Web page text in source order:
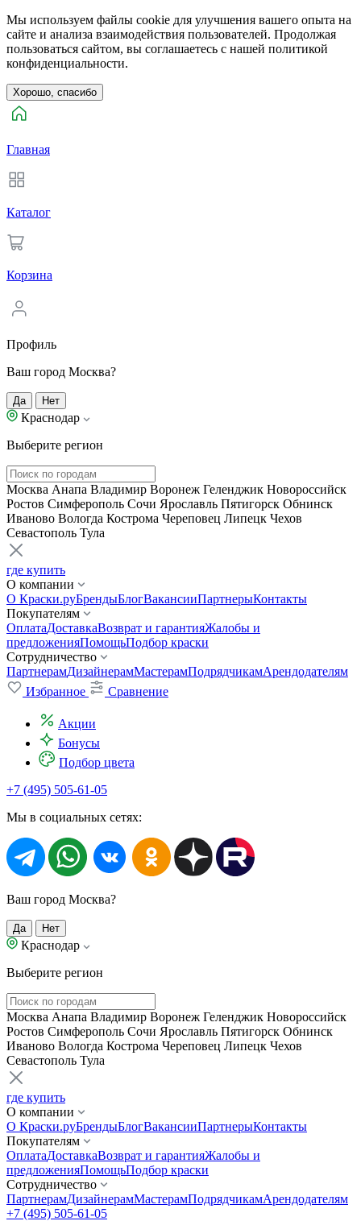
Мы используем файлы cookie для улучшения вашего опыта на
сайте и анализа взаимодействия пользователей. Продолжая
пользоваться сайтом, вы соглашаетесь с нашей политикой
конфиденциальности.
Хорошо, спасибо
Главная
Каталог
Корзина
Профиль
Ваш город Москва?
Да Нет
Краснодар
Выберите регион
Москва Анапа Владимир Воронеж Геленджик Новороссийск
Ростов Симферополь Сочи Ярославль Пятигорск Обнинск
Иваново Вологда Кострома Череповец Липецк Чехов
Севастополь Тула
где купить
О компании
О Краски.руБрендыБлогВакансииПартнерыКонтакты
Покупателям
ОплатаДоставкаВозврат и гарантияЖалобы и
предложенияПомощьПодбор краски
Сотрудничество
ПартнерамДизайнерамМастерамПодрядчикамАрендодателям
Избранное
Сравнение
Акции
Бонусы
Подбор цвета
+7 (495) 505-61-05
Мы в социальных сетях:
Ваш город Москва?
Да Нет
Краснодар
Выберите регион
Москва Анапа Владимир Воронеж Геленджик Новороссийск
Ростов Симферополь Сочи Ярославль Пятигорск Обнинск
Иваново Вологда Кострома Череповец Липецк Чехов
Севастополь Тула
где купить
О компании
О Краски.руБрендыБлогВакансииПартнерыКонтакты
Покупателям
ОплатаДоставкаВозврат и гарантияЖалобы и
предложенияПомощьПодбор краски
Сотрудничество
ПартнерамДизайнерамМастерамПодрядчикамАрендодателям
+7 (495) 505-61-05